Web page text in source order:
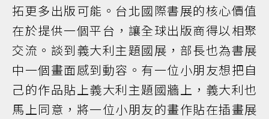
拓更多出版可能。台北國際書展的核心價值
在於提供一個平台，讓全球出版商得以相聚
交流。談到義大利主題國展，部長也為書展
中一個畫面感到動容。有一位小朋友想把自
己的作品貼上義大利主題國牆上，義大利也
馬上同意，將一位小朋友的畫作貼在插畫展